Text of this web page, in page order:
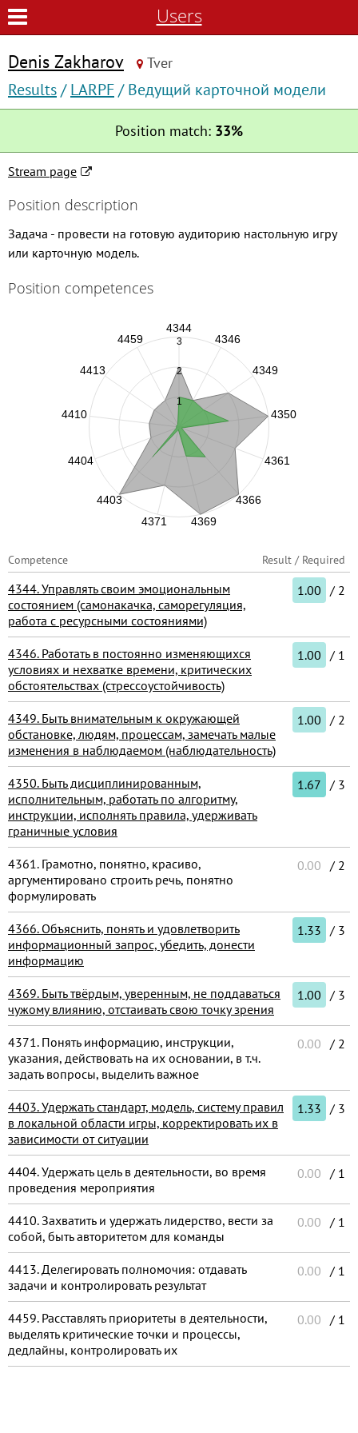
Users
Denis Zakharov Tver
Results/LARPF/ Ведущий карточной модели
Position match: 33%
Stream page
Position description
Задача - провести на готовую аудиторию настольную игру
или карточную модель.
Position competences
Competence Result / Required
4344. Управлять своим эмоциональным
состоянием (самонакачка, саморегуляция,
работа с ресурсными состояниями)
1.00 / 2
4346. Работать в постоянно изменяющихся
условиях и нехватке времени, критических
обстоятельствах (стрессоустойчивость)
1.00 / 1
4349. Быть внимательным к окружающей
обстановке, людям, процессам, замечать малые
изменения в наблюдаемом (наблюдательность)
1.00 / 2
4350. Быть дисциплинированным,
исполнительным, работать по алгоритму,
инструкции, исполнять правила, удерживать
граничные условия
1.67 / 3
4361. Грамотно, понятно, красиво,
аргументировано строить речь, понятно
формулировать
0.00 / 2
4366. Объяснить, понять и удовлетворить
информационный запрос, убедить, донести
информацию
1.33 / 3
4369. Быть твёрдым, уверенным, не поддаваться
чужому влиянию, отстаивать свою точку зрения
1.00 / 3
4371. Понять информацию, инструкции,
указания, действовать на их основании, в т.ч.
задать вопросы, выделить важное
0.00 / 2
4403. Удержать стандарт, модель, систему правил
в локальной области игры, корректировать их в
зависимости от ситуации
1.33 / 3
4404. Удержать цель в деятельности, во время
проведения мероприятия
0.00 / 1
4410. Захватить и удержать лидерство, вести за
собой, быть авторитетом для команды
0.00 / 1
4413. Делегировать полномочия: отдавать
задачи и контролировать результат
0.00 / 1
4459. Расставлять приоритеты в деятельности,
выделять критические точки и процессы,
дедлайны, контролировать их
0.00 / 1